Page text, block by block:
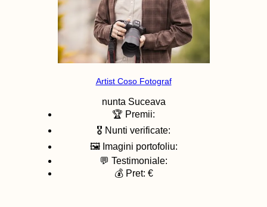
Artist Coso Fotograf
nunta Suceava
🏆 Premii:
🎖️ Nunti verificate:
🖼️ Imagini portofoliu:
💬 Testimoniale:
💰 Pret: €